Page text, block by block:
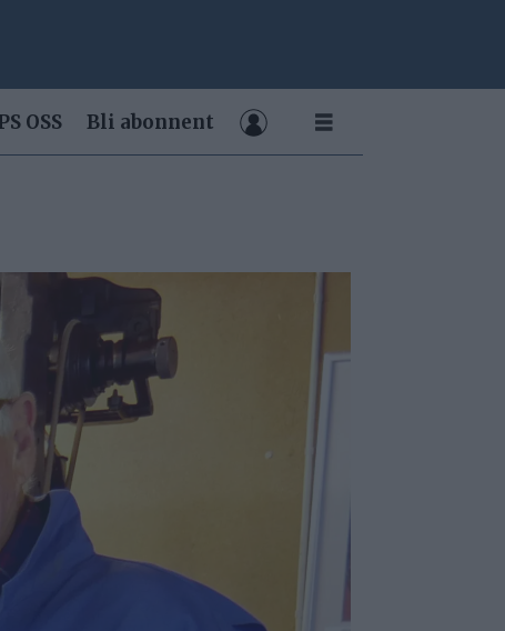
OSS Bli abonnent